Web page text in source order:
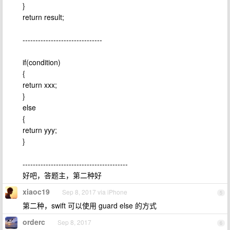
}
return result;
-------------------------------
if(condition)
{
return xxx;
}
else
{
return yyy;
}
-----------------------------------------
好吧，答题主，第二种好
5
xiaoc19 Sep 8, 2017 via iPhone
第二种，swift 可以使用 guard else 的方式
6
orderc Sep 8, 2017